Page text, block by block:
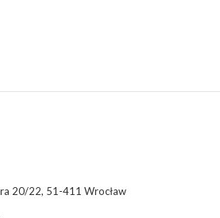
20/22, 51-411 Wrocław